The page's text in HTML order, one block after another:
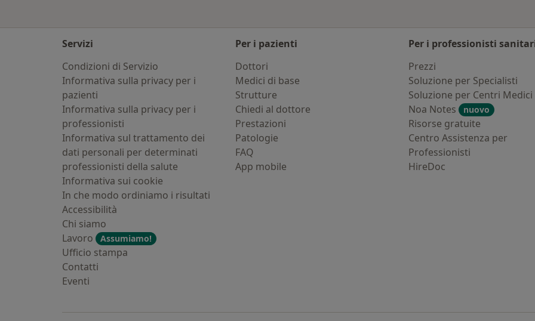
Servizi
Condizioni di Servizio
Informativa sulla privacy per i
pazienti
Informativa sulla privacy per i
professionisti
Informativa sul trattamento dei
dati personali per determinati
professionisti della salute
Informativa sui cookie
In che modo ordiniamo i risultati
Accessibilità
Chi siamo
Lavoro
Assumiamo!
Ufficio stampa
Contatti
Eventi
Per i pazienti
Dottori
Medici di base
Strutture
Chiedi al dottore
Prestazioni
Patologie
FAQ
App mobile
Per i professionisti
Prezzi
Soluzione per Specialisti
Soluzione per Centri Medici
Noa Notes
nuovo
Risorse gratuite
Centro Assistenza per
Professionisti
HireDoc